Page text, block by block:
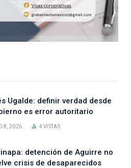
Ugalde: definir verdad desde
es error autoritario
8, 2026 4VISTAS
detención de Aguirre no
crisis de desaparecidos